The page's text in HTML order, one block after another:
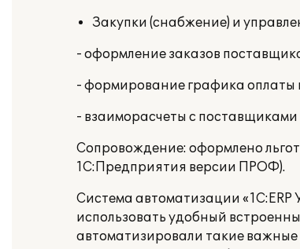
Закупки (снабжение) и
- оформление заказов
- формирование графика
- взаиморасчеты с поставщиками
Сопровождение: оформлено
1С:Предприятия версии ПРОФ).
Система автоматизации
использовать удобный
автоматизировали такие важные